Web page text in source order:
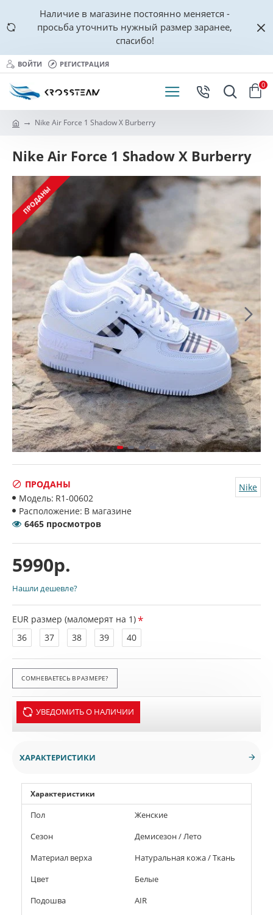
Наличие в магазине постоянно меняется -
просьба уточнить нужный размер заранее,
спасибо!
ВОЙТИ РЕГИСТРАЦИЯ
0
Nike Air Force 1 Shadow X Burberry
Nike Air Force 1 Shadow X Burberry
ПРОДАНЫ
5990р.
ПРОДАНЫ
Модель: R1-00602
Расположение: В магазине
Nike
6465 просмотров
EUR размер (маломерят на 1)
36
37 38 39 40
УВЕДОМИТЬ О НАЛИЧИИ
Нашли дешевле?
ХАРАКТЕРИСТИКИ
Характеристики
Пол
Женские
Сезон
Демисезон / Лето
Материал верха
Натуральная кожа / Ткань
Цвет
Белые
Подошва
AIR
СОМНЕВАЕТЕСЬ В РАЗМЕРЕ?